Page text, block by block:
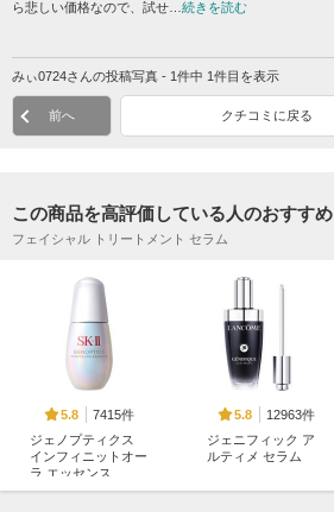
ら悲しい価格なので、試せ… 続きを読む
みぃ0724さんの投稿写真 - 1件中 1件目を表示
前へ クチコミに戻る
この商品を高評価している人のおすすめ
フェイシャル トリートメント セラム
5.8
7415件
ジェノプティクス
インフィニットオー
ラ エッセンス
5.8
12963件
ジェニフィック ア
ルティメ セラム